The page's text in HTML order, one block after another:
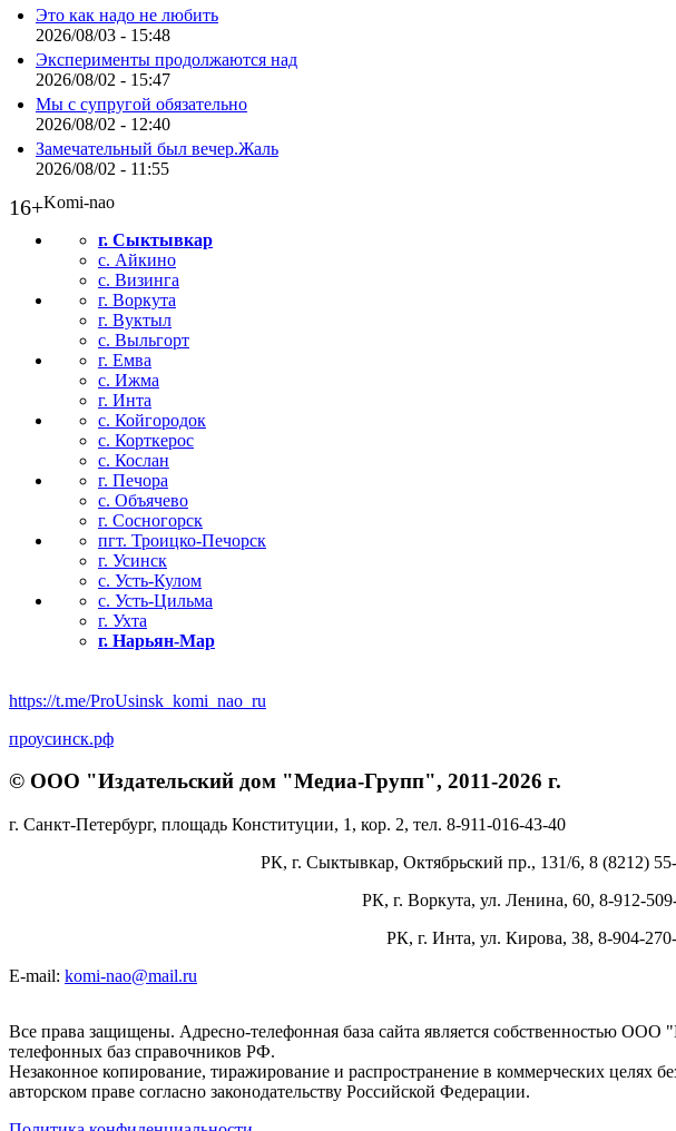
Это как надо не любить
2026/08/03 - 15:48
Эксперименты продолжаются над
2026/08/02 - 15:47
Мы с супругой обязательно
2026/08/02 - 12:40
Замечательный был вечер.Жаль
2026/08/02 - 11:55
16+Komi-nao
г. Сыктывкар
с. Айкино
с. Визинга
г. Воркута
г. Вуктыл
с. Выльгорт
г. Емва
с. Ижма
г. Инта
с. Койгородок
с. Корткерос
с. Кослан
г. Печора
с. Объячево
г. Сосногорск
пгт. Троицко-Печорск
г. Усинск
с. Усть-Кулом
с. Усть-Цильма
г. Ухта
г. Нарьян-Мар
https://t.me/ProUsinsk_komi_nao_ru
проусинск.рф
© ООО "Издательский дом "Медиа-Групп", 2011-2026 г.
г. Санкт-Петербург, площадь Конституции, 1, кор. 2, тел. 8-911-016-43-40
РК, г. Сыктывкар, Октябрьский пр., 131/6, 8 (8212)
РК, г. Воркута, ул. Ленина, 60, 8-912-
РК, г. Инта, ул. Кирова, 38, 8-904-
E-mail: komi-nao@mail.ru
Все права защищены. Адресно-телефонная база сайта является собственностью
телефонных баз справочников РФ.
Незаконное копирование, тиражирование и распространение в коммерческих целях
авторском праве согласно законодательству Российской Федерации.